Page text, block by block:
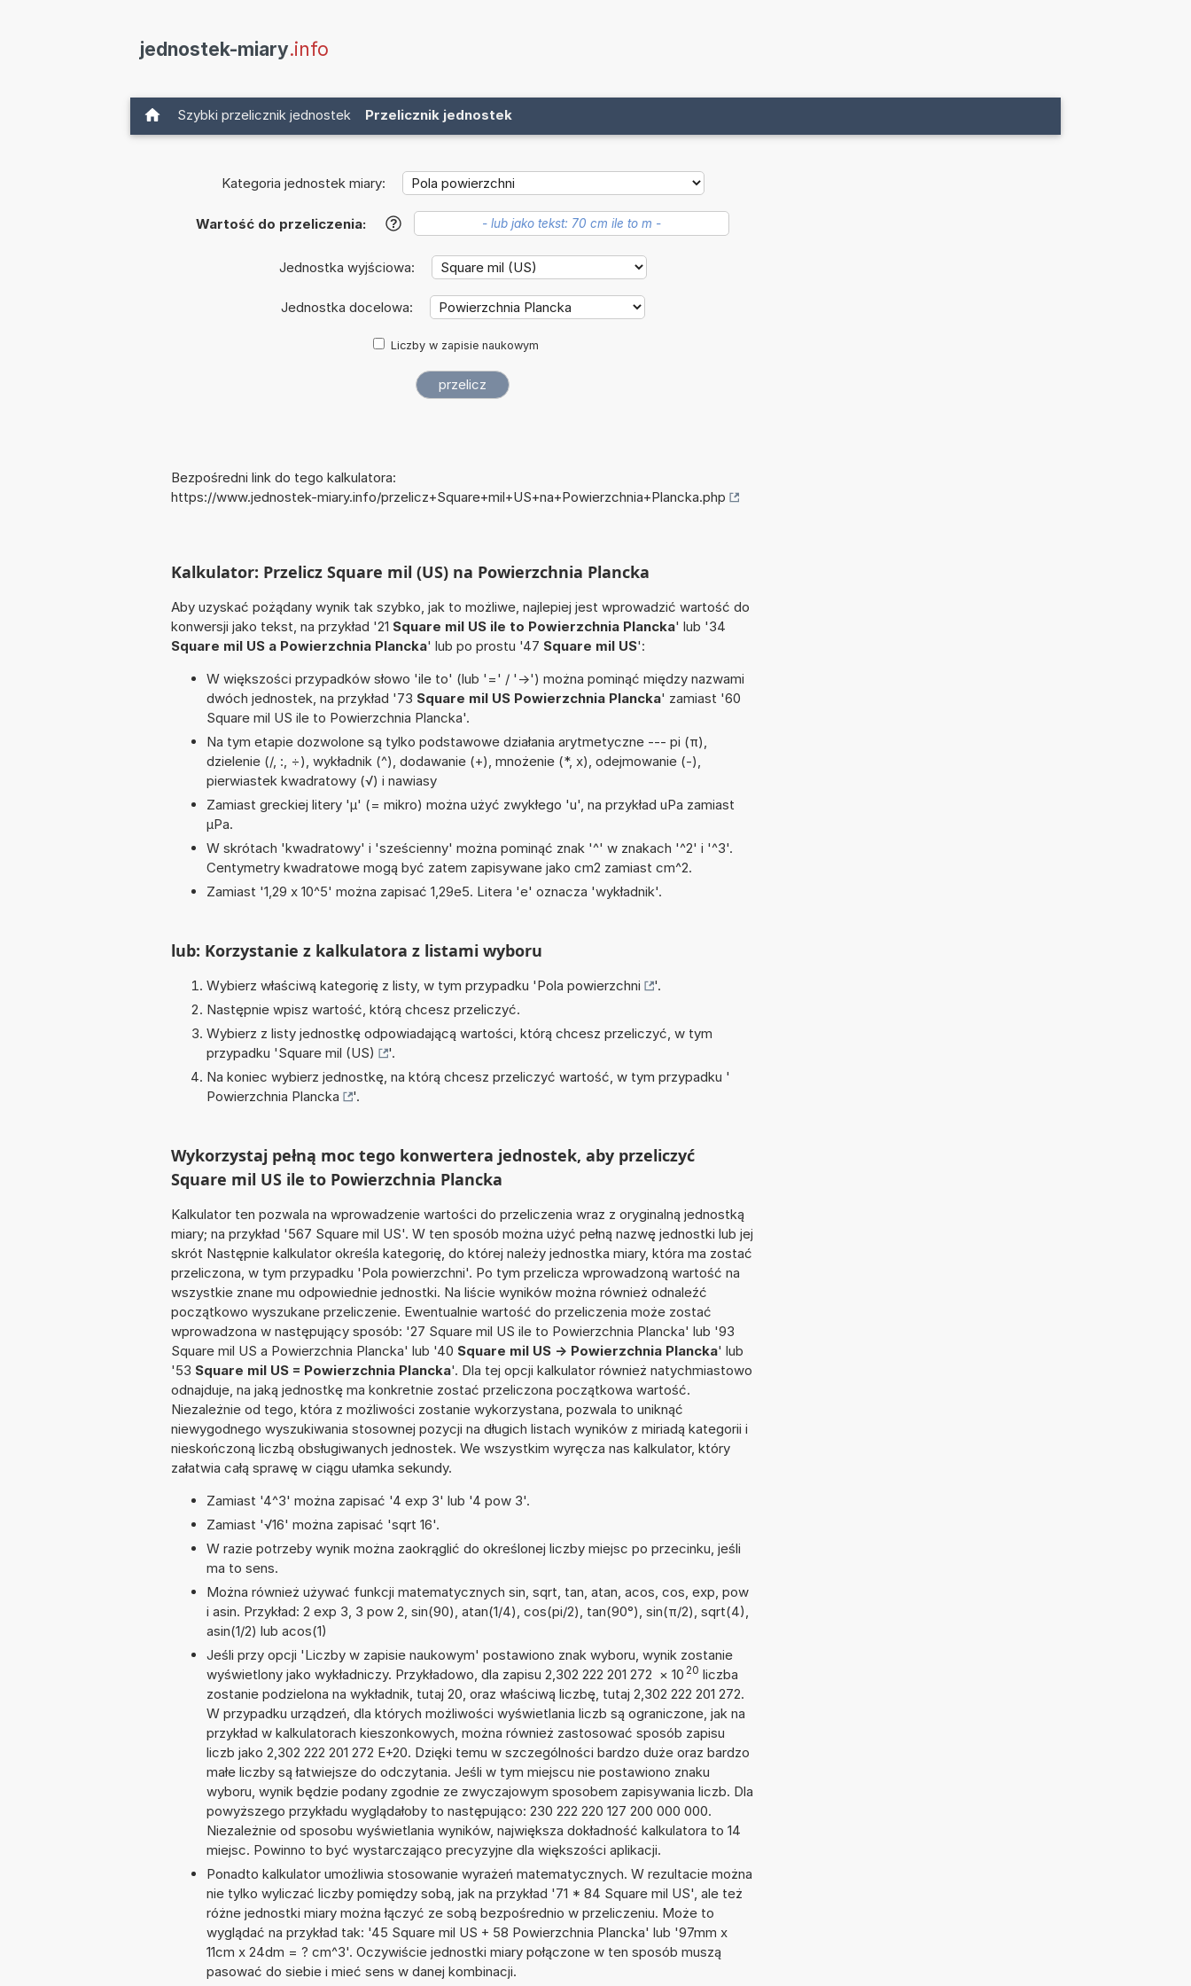
jednostek-miary.info
Szybki przelicznik jednostek Przelicznik jednostek
Kategoria jednostek miary:
Wartość do przeliczenia: ?
Jednostka wyjściowa:
Jednostka docelowa:
Liczby w zapisie naukowym
Bezpośredni link do tego kalkulatora:
https://www.jednostek-miary.info/przelicz+Square+mil+US+na+Powierzchnia+Plancka.php
Kalkulator: Przelicz Square mil (US) na Powierzchnia Plancka
Aby uzyskać pożądany wynik tak szybko, jak to możliwe, najlepiej jest wprowadzić wartość do
konwersji jako tekst, na przykład '21 Square mil US ile to Powierzchnia Plancka' lub '34
Square mil US a Powierzchnia Plancka' lub po prostu '47 Square mil US':
W większości przypadków słowo 'ile to' (lub '=' / '->') można pominąć między nazwami
dwóch jednostek, na przykład '73 Square mil US Powierzchnia Plancka' zamiast '60
Square mil US ile to Powierzchnia Plancka'.
Na tym etapie dozwolone są tylko podstawowe działania arytmetyczne --- pi (π),
dzielenie (/, :, ÷), wykładnik (^), dodawanie (+), mnożenie (*, x), odejmowanie (-),
pierwiastek kwadratowy (√) i nawiasy
Zamiast greckiej litery 'µ' (= mikro) można użyć zwykłego 'u', na przykład uPa zamiast
µPa.
W skrótach 'kwadratowy' i 'sześcienny' można pominąć znak '^' w znakach '^2' i '^3'.
Centymetry kwadratowe mogą być zatem zapisywane jako cm2 zamiast cm^2.
Zamiast '1,29 x 10^5' można zapisać 1,29e5. Litera 'e' oznacza 'wykładnik'.
lub: Korzystanie z kalkulatora z listami wyboru
Wybierz właściwą kategorię z listy, w tym przypadku 'Pola powierzchni
'.
Następnie wpisz wartość, którą chcesz przeliczyć.
Wybierz z listy jednostkę odpowiadającą wartości, którą chcesz przeliczyć, w tym
przypadku 'Square mil (US)
'.
Na koniec wybierz jednostkę, na którą chcesz przeliczyć wartość, w tym przypadku '
Powierzchnia Plancka
'.
Wykorzystaj pełną moc tego konwertera jednostek, aby przeliczyć
Square mil US ile to Powierzchnia Plancka
Kalkulator ten pozwala na wprowadzenie wartości do przeliczenia wraz z oryginalną jednostką
miary; na przykład '567 Square mil US'. W ten sposób można użyć pełną nazwę jednostki lub jej
skrót Następnie kalkulator określa kategorię, do której należy jednostka miary, która ma zostać
przeliczona, w tym przypadku 'Pola powierzchni'. Po tym przelicza wprowadzoną wartość na
wszystkie znane mu odpowiednie jednostki. Na liście wyników można również odnaleźć
początkowo wyszukane przeliczenie. Ewentualnie wartość do przeliczenia może zostać
wprowadzona w następujący sposób: '27 Square mil US ile to Powierzchnia Plancka' lub '93
Square mil US a Powierzchnia Plancka' lub '40 Square mil US -> Powierzchnia Plancka' lub
'53 Square mil US = Powierzchnia Plancka'. Dla tej opcji kalkulator również natychmiastowo
odnajduje, na jaką jednostkę ma konkretnie zostać przeliczona początkowa wartość.
Niezależnie od tego, która z możliwości zostanie wykorzystana, pozwala to uniknąć
niewygodnego wyszukiwania stosownej pozycji na długich listach wyników z miriadą kategorii i
nieskończoną liczbą obsługiwanych jednostek. We wszystkim wyręcza nas kalkulator, który
załatwia całą sprawę w ciągu ułamka sekundy.
Zamiast '4^3' można zapisać '4 exp 3' lub '4 pow 3'.
Zamiast '√16' można zapisać 'sqrt 16'.
W razie potrzeby wynik można zaokrąglić do określonej liczby miejsc po przecinku, jeśli
ma to sens.
Można również używać funkcji matematycznych sin, sqrt, tan, atan, acos, cos, exp, pow
i asin. Przykład: 2 exp 3, 3 pow 2, sin(90), atan(1/4), cos(pi/2), tan(90°), sin(π/2), sqrt(4),
asin(1/2) lub acos(1)
Jeśli przy opcji 'Liczby w zapisie naukowym' postawiono znak wyboru, wynik zostanie
wyświetlony jako wykładniczy. Przykładowo, dla zapisu 2,302 222 201 272 × 10 20 liczba
zostanie podzielona na wykładnik, tutaj 20, oraz właściwą liczbę, tutaj 2,302 222 201 272.
W przypadku urządzeń, dla których możliwości wyświetlania liczb są ograniczone, jak na
przykład w kalkulatorach kieszonkowych, można również zastosować sposób zapisu
liczb jako 2,302 222 201 272 E+20. Dzięki temu w szczególności bardzo duże oraz bardzo
małe liczby są łatwiejsze do odczytania. Jeśli w tym miejscu nie postawiono znaku
wyboru, wynik będzie podany zgodnie ze zwyczajowym sposobem zapisywania liczb. Dla
powyższego przykładu wyglądałoby to następująco: 230 222 220 127 200 000 000.
Niezależnie od sposobu wyświetlania wyników, największa dokładność kalkulatora to 14
miejsc. Powinno to być wystarczająco precyzyjne dla większości aplikacji.
Ponadto kalkulator umożliwia stosowanie wyrażeń matematycznych. W rezultacie można
nie tylko wyliczać liczby pomiędzy sobą, jak na przykład '71 * 84 Square mil US', ale też
różne jednostki miary można łączyć ze sobą bezpośrednio w przeliczeniu. Może to
wyglądać na przykład tak: '45 Square mil US + 58 Powierzchnia Plancka' lub '97mm x
11cm x 24dm = ? cm^3'. Oczywiście jednostki miary połączone w ten sposób muszą
pasować do siebie i mieć sens w danej kombinacji.